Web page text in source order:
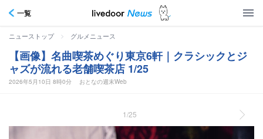
一覧
ニューストップ > グルメニュース
【画像】名曲喫茶めぐり東京6軒｜クラシックとジ
ャズが流れる老舗喫茶店 1/25
2026年5月10日 8時0分 おとなの週末Web
1/25